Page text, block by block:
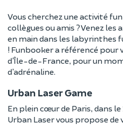
Vous cherchez une activité
collègues ou amis ? Venez
en main dans les labyrinthes
! Funbooker a référencé pour
d’Île-de-France, pour un
d’adrénaline.
Urban Laser Game
En plein cœur de Paris, dans
Urban Laser vous propose de